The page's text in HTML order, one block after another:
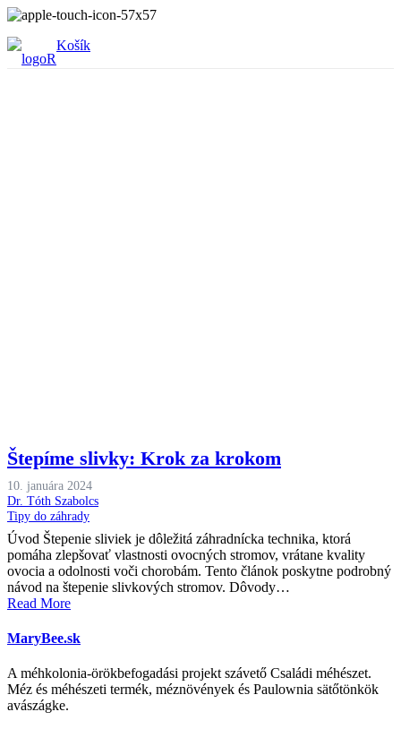
Košík
Štepíme slivky: Krok za krokom
10. januára 2024
Dr. Tóth Szabolcs
Tipy do záhrady
Úvod Štepenie sliviek je dôležitá záhradnícka technika, ktorá
pomáha zlepšovať vlastnosti ovocných stromov, vrátane kvality
ovocia a odolnosti voči chorobám. Tento článok poskytne podrobný
návod na štepenie slivkových stromov. Dôvody…
Read More
MaryBee.sk
A méhkolonia-örökbefogadási projekt szávető Családi méhészet.
Méz és méhészeti termék, méznövények és Paulownia sätőtönkök
avászágke.